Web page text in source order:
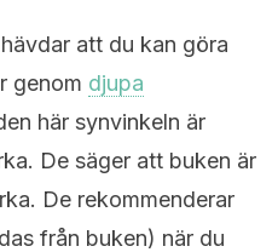
att du kan göra
genom djupa
här synvinkeln är
De säger att buken är
De rekommenderar
från buken) när du